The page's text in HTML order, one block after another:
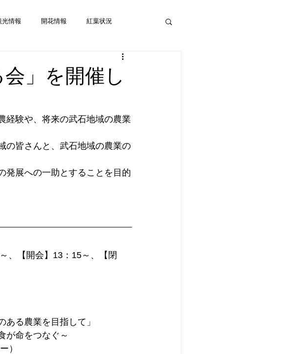
光情報 開花情報 紅葉状況
会」を開催し
経験や、将来の武石地域の農業
の皆さんと、武石地域の農業の
発展への一助とすることを目的
、【開会】13：15～、【閉
ある農業を目指して」
が命をつなぐ～
）